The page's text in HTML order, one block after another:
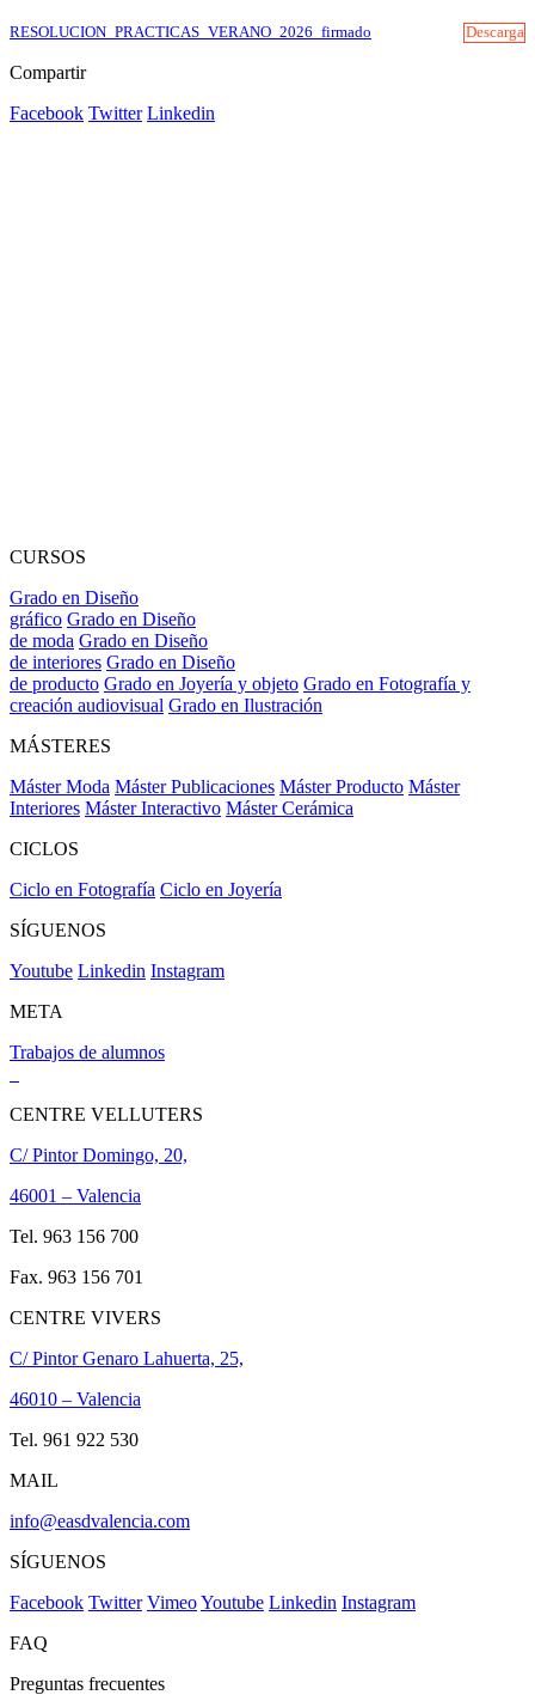
RESOLUCION_PRACTICAS_VERANO_2026_firmado Descarga
Compartir
Facebook Twitter Linkedin
CURSOS
Grado en Diseño
gráfico Grado en Diseño
de moda Grado en Diseño
de interiores Grado en Diseño
de producto Grado en Joyería y objeto Grado en Fotografía y
creación audiovisual Grado en Ilustración
MÁSTERES
Máster Moda Máster Publicaciones Máster Producto Máster
Interiores Máster Interactivo Máster Cerámica
CICLOS
Ciclo en Fotografía Ciclo en Joyería
SÍGUENOS
Youtube Linkedin Instagram
META
Trabajos de alumnos
CENTRE VELLUTERS
C/ Pintor Domingo, 20,
46001 – Valencia
Tel. 963 156 700
Fax. 963 156 701
CENTRE VIVERS
C/ Pintor Genaro Lahuerta, 25,
46010 – Valencia
Tel. 961 922 530
MAIL
info@easdvalencia.com
SÍGUENOS
Facebook Twitter VimeoYoutube Linkedin Instagram
FAQ
Preguntas frecuentes